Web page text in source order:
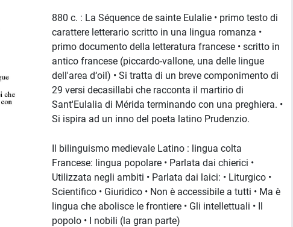
880 c. : La Séquence de sainte Eulalie • primo testo di
carattere letterario scritto in una lingua romanza •
primo documento della letteratura francese • scritto in
antico francese (piccardo-vallone, una delle lingue
dell'area d‘oil) • Si tratta di un breve componimento di
29 versi decasillabi che racconta il martirio di
Sant'Eulalia di Mérida terminando con una preghiera. •
Si ispira ad un inno del poeta latino Prudenzio.
Il bilinguismo medievale Latino : lingua colta
Francese: lingua popolare • Parlata dai chierici •
Utilizzata negli ambiti • Parlata dai laici: • Liturgico •
Scientifico • Giuridico • Non è accessibile a tutti • Ma è
lingua che abolisce le frontiere • Gli intellettuali • Il
popolo • I nobili (la gran parte)